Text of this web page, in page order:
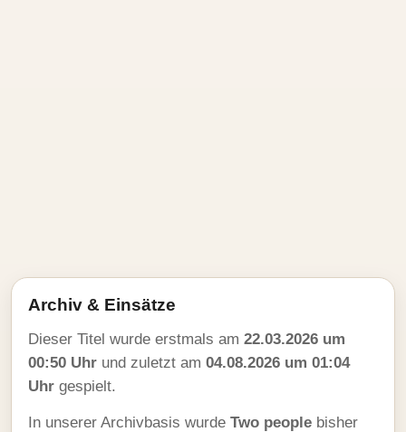
Archiv & Einsätze
Dieser Titel wurde erstmals am 22.03.2026 um
00:50 Uhr und zuletzt am 04.08.2026 um 01:04
Uhr gespielt.
In unserer Archivbasis wurde Two people bisher